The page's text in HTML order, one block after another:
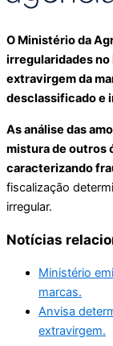
O Ministério da
irregularidades
extravirgem da
desclassificado e
As análise das
mistura de outros
caracterizando
fiscalização
irregular.
Notícias
Ministério
marcas.
Anvisa
extravirgem.